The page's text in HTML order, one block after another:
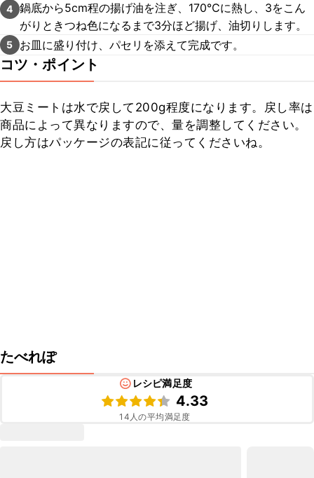
4 鍋底から5cm程の揚げ油を注ぎ、170℃に熱し、3をこん
がりときつね色になるまで3分ほど揚げ、油切りします。
5 お皿に盛り付け、パセリを添えて完成です。
コツ・ポイント
大豆ミートは水で戻して200g程度になります。戻し率は
商品によって異なりますので、量を調整してください。
戻し方はパッケージの表記に従ってくださいね。
たべれぽ
レシピ満足度
4.33
14 人の平均満足度